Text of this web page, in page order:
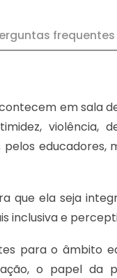
frequentes
em sala
violência,
educadores,
que ela seja
inclusiva e
para o âmbito
o papel da